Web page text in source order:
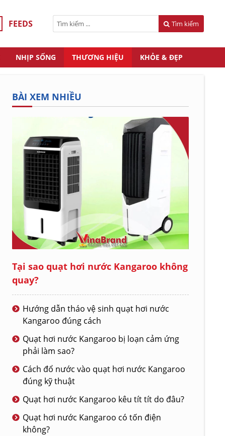
FEEDS Tìm kiếm
NHỊP SỐNG THƯƠNG HIỆU KHỎE & ĐẸP
BÀI XEM NHIỀU
Tại sao quạt hơi nước Kangaroo không
quay?
Hướng dẫn tháo vệ sinh quạt hơi nước
Kangaroo đúng cách
Quạt hơi nước Kangaroo bị loạn cảm ứng
phải làm sao?
Cách đổ nước vào quạt hơi nước Kangaroo
đúng kỹ thuật
Quạt hơi nước Kangaroo kêu tít tít do đâu?
Quạt hơi nước Kangaroo có tốn điện
không?